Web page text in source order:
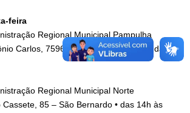
feira
Regional Municipal Pampulha
Carlos, 7596, 2° andar – São Luiz • das 8h
Regional Municipal Norte
85 – São Bernardo • das 14h às